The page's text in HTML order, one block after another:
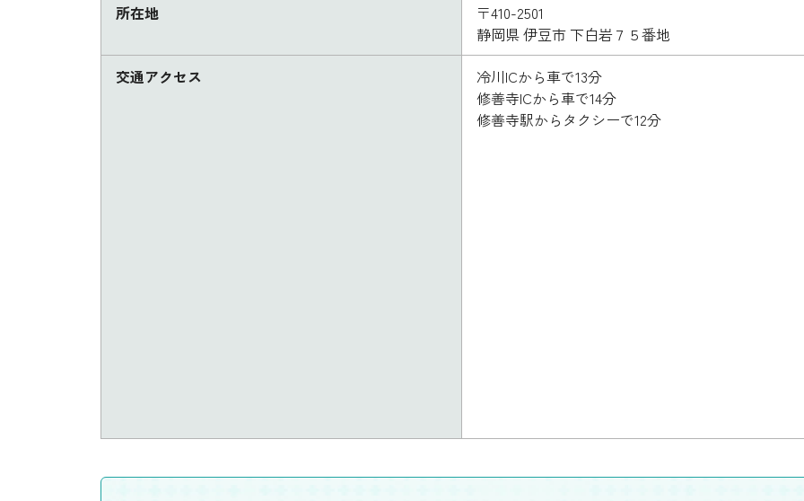
所在地
〒410-2501
静岡県 伊豆市 下白岩７５番地
交通アクセス
冷川ICから車で13分
修善寺ICから車で14分
修善寺駅からタクシーで12分